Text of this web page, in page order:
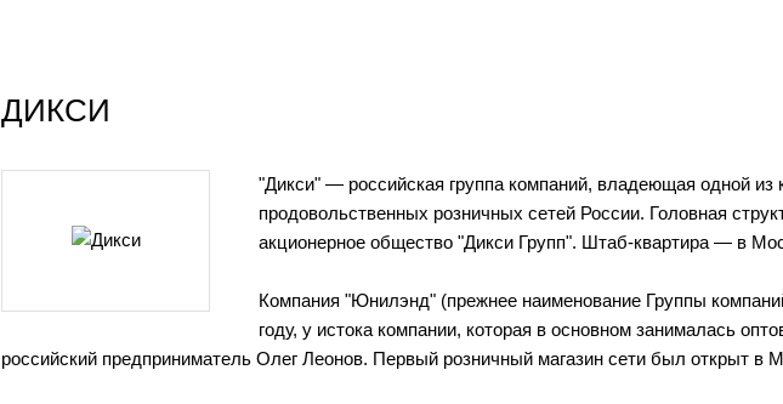
ДИКСИ
"Дикси" — российская группа компаний, владеющая одной из
продовольственных розничных сетей России. Головная
акционерное общество "Дикси Групп". Штаб-квартира — в
Компания "Юнилэнд" (прежнее наименование Группы
году, у истока компании, которая в основном занималась
российский предприниматель Олег Леонов. Первый розничный магазин сети был открыт в